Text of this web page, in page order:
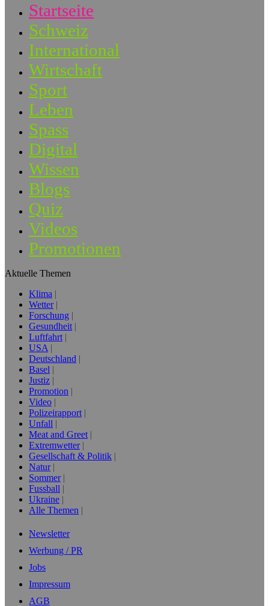
Startseite
Schweiz
International
Wirtschaft
Sport
Leben
Spass
Digital
Wissen
Blogs
Quiz
Videos
Promotionen
Aktuelle Themen
Klima
Wetter
Forschung
Gesundheit
Luftfahrt
USA
Deutschland
Basel
Justiz
Promotion
Video
Polizeirapport
Unfall
Meat and Greet
Extremwetter
Gesellschaft & Politik
Natur
Sommer
Fussball
Ukraine
Alle Themen
Newsletter
Werbung / PR
Jobs
Impressum
AGB